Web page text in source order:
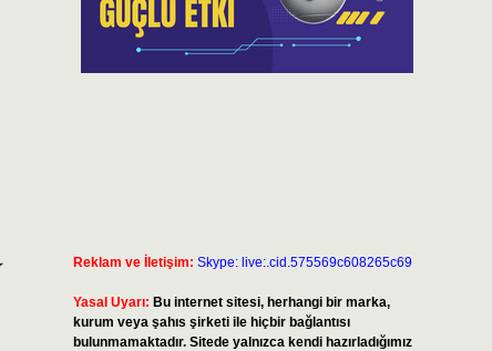
Reklam ve İletişim: Skype: live:.cid.575569c608265c69
Yasal Uyarı: Bu internet sitesi, herhangi bir marka,
kurum veya şahıs şirketi ile hiçbir bağlantısı
bulunmamaktadır. Sitede yalnızca kendi hazırladığımız